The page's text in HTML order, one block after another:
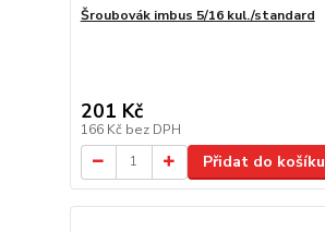
Šroubovák imbus 5/16 kul./standard
201 Kč
166 Kč bez DPH
Přidat do košíku